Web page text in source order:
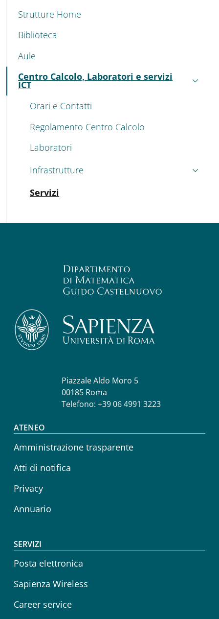
MENU CEV SECOND NAVIGATION
Strutture Home
Biblioteca
Aule
Centro Calcolo, Laboratori e servizi
ICT
Attivo
Orari e Contatti
Regolamento Centro Calcolo
Laboratori
Infrastrutture
Servizi
Piazzale Aldo Moro 5
00185 Roma
Telefono: +39 06 4991 3223
Footer menu
ATENEO
Amministrazione trasparente
Atti di notifica
Privacy
Annuario
SERVIZI
Posta elettronica
Sapienza Wireless
Career service